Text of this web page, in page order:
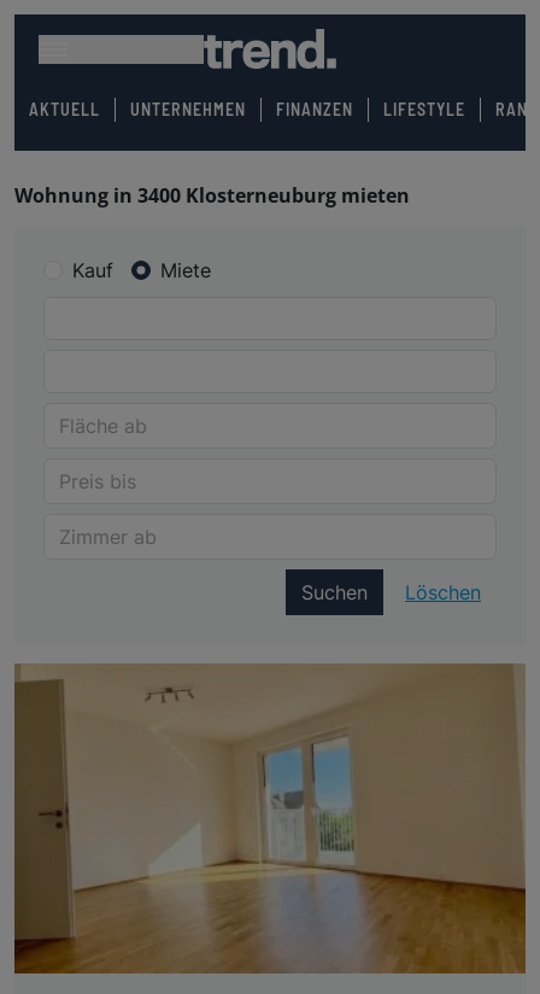
AKTUELL UNTERNEHMEN FINANZEN LIFESTYLE
Wohnung in 3400 Klosterneuburg mieten
Kauf Miete
Suchen Löschen